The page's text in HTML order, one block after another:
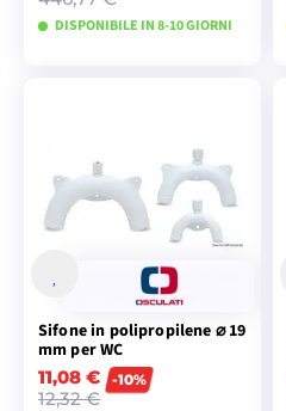
DISPONIBILE IN 8-10 GIORNI
Sifone in polipropilene ⌀ 19
mm per WC
11,08 €
12,32 €
-10%